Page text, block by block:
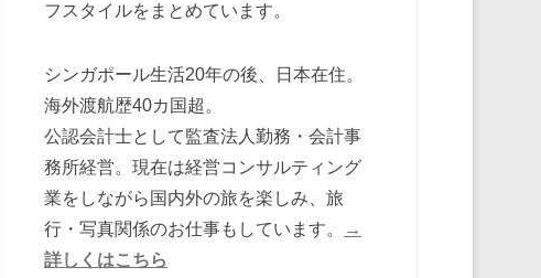
フスタイルをまとめています。
シンガポール生活20年の後、日本在住。
海外渡航歴40カ国超。
公認会計士として監査法人勤務・会計事
務所経営。現在は経営コンサルティング
業をしながら国内外の旅を楽しみ、旅
行・写真関係のお仕事もしています。
→
詳しくはこちら